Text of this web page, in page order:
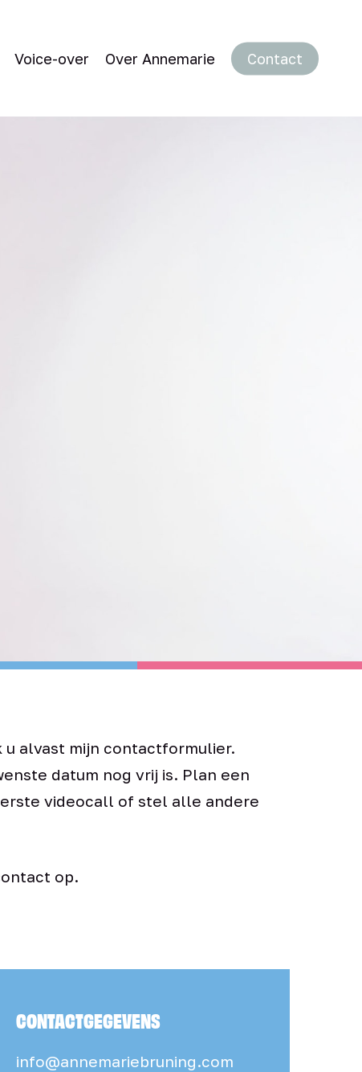
Voice-over Over Annemarie Contact
u alvast mijn contactformulier.
datum nog vrij is. Plan een
videocall of stel alle andere
op.
CONTACTGEGEVENS
info@annemariebruning.com